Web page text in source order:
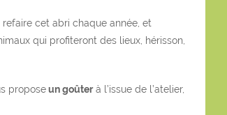
cet abri chaque année, et
qui profiteront des lieux, hérisson,
proposeun goûterà l’issue de l’atelier,